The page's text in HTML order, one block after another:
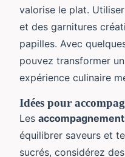
valorise le plat.
et des garnitures
papilles. Avec
pouvez transformer
expérience culinaire
Idées pour
Les
équilibrer saveurs et
sucrés, considérez